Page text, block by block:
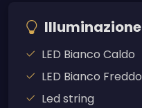
Illuminazione
LED Bianco Caldo
LED Bianco Freddo
Led string